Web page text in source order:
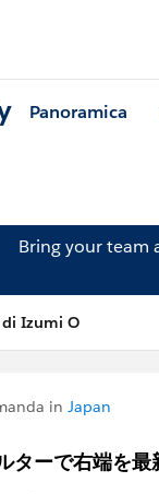
Panoramica
Bring your team
Izumi O
in Japan
ターで右端を